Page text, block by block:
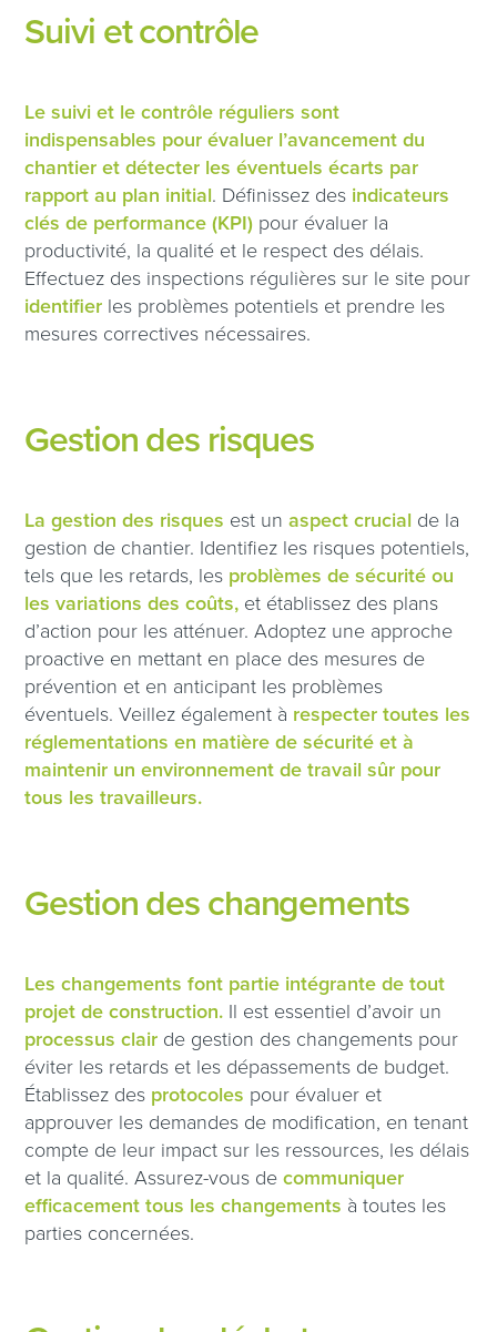
Suivi et contrôle
Le suivi et le contrôle réguliers sont
indispensables pour évaluer l’avancement du
chantier et détecter les éventuels écarts par
rapport au plan initial. Définissez des indicateurs
clés de performance (KPI) pour évaluer la
productivité, la qualité et le respect des délais.
Effectuez des inspections régulières sur le site pour
identifier les problèmes potentiels et prendre les
mesures correctives nécessaires.
Gestion des risques
La gestion des risques est unaspect crucial de la
gestion de chantier. Identifiez les risques potentiels,
tels que les retards, les problèmes de sécurité ou
les variations des coûts, et établissez des plans
d’action pour les atténuer. Adoptez une approche
proactive en mettant en place des mesures de
prévention et en anticipant les problèmes
éventuels. Veillez également à respecter toutes les
réglementations en matière de sécurité et à
maintenir un environnement de travail sûr pour
tous les travailleurs.
Gestion des changements
Les changements font partie intégrante de tout
projet de construction. Il est essentiel d’avoir un
processus clair de gestion des changements pour
éviter les retards et les dépassements de budget.
Établissez des protocoles pour évaluer et
approuver les demandes de modification, en tenant
compte de leur impact sur les ressources, les délais
et la qualité. Assurez-vous decommuniquer
efficacement tous les changements à toutes les
parties concernées.